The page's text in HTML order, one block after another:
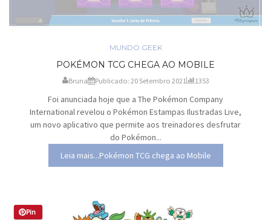
MUNDO GEEK
POKÉMON TCG CHEGA AO MOBILE
Bruna Publicado: 20 Setembro 2021 1353
Foi anunciada hoje que a The Pokémon Company
International revelou o Pokémon Estampas Ilustradas Live,
um novo aplicativo que permite aos treinadores desfrutar
do Pokémon...
Leia mais...Pokémon TCG chega ao Mobile
Pin